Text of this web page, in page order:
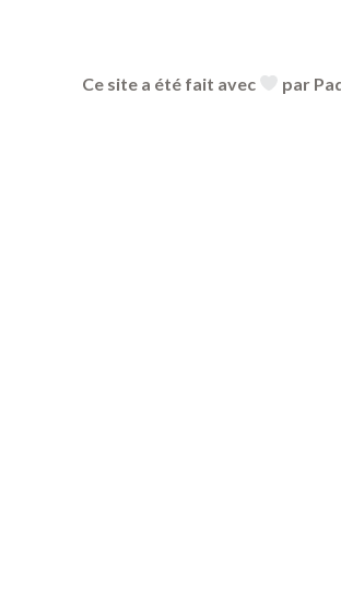
Ce site a été fait avec par